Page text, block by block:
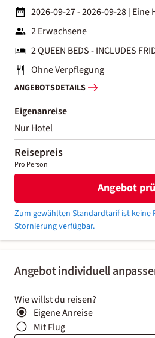
Angebot individuell
Wie willst du reisen?
Eigene Anreise
Mit Flug
2026-09-27 - 2026-09-28| Eine
2 Erwachsene
2 QUEEN BEDS - INCLUDES
Ohne Verpflegung
ANGEBOTSDETAILS
Eigenanreise
Nur Hotel
Reisepreis
Pro Person
Angebot
Zum gewählten Standardtarif ist keine
Stornierung verfügbar.